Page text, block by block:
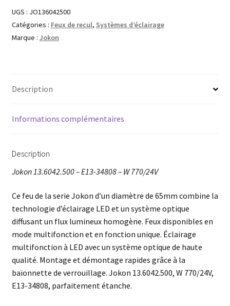
UGS : JO136042500
Catégories : Feux de recul, Systèmes d’éclairage
Marque : Jokon
Description
Informations complémentaires
Description
Jokon 13.6042.500 – E13-34808 – W 770/24V
Ce feu de la serie Jokon d’un diamètre de 65mm combine la
technologie d’éclairage LED et un système optique
diffusant un flux lumineux homogène. Feux disponibles en
mode multifonction et en fonction unique. Éclairage
multifonction à LED avec un système optique de haute
qualité. Montage et démontage rapides grâce à la
baïonnette de verrouillage. Jokon 13.6042.500, W 770/24V,
E13-34808, parfaitement étanche.